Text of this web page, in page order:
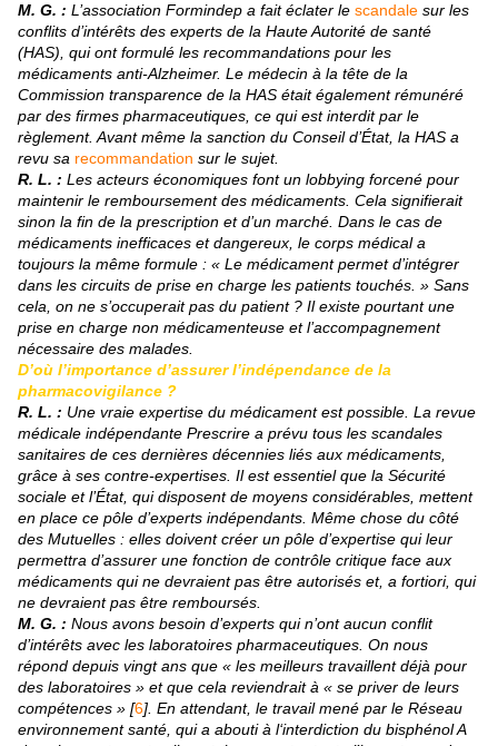
M. G. : L’association Formindep a fait éclater le scandale sur les
conflits d’intérêts des experts de la Haute Autorité de santé
(HAS), qui ont formulé les recommandations pour les
médicaments anti-Alzheimer. Le médecin à la tête de la
Commission transparence de la HAS était également rémunéré
par des firmes pharmaceutiques, ce qui est interdit par le
règlement. Avant même la sanction du Conseil d’État, la HAS a
revu sa recommandation sur le sujet.
R. L. : Les acteurs économiques font un lobbying forcené pour
maintenir le remboursement des médicaments. Cela signifierait
sinon la fin de la prescription et d’un marché. Dans le cas de
médicaments inefficaces et dangereux, le corps médical a
toujours la même formule : « Le médicament permet d’intégrer
dans les circuits de prise en charge les patients touchés. » Sans
cela, on ne s’occuperait pas du patient ? Il existe pourtant une
prise en charge non médicamenteuse et l’accompagnement
nécessaire des malades.
D’où l’importance d’assurer l’indépendance de la
pharmacovigilance ?
R. L. : Une vraie expertise du médicament est possible. La revue
médicale indépendante Prescrire a prévu tous les scandales
sanitaires de ces dernières décennies liés aux médicaments,
grâce à ses contre-expertises. Il est essentiel que la Sécurité
sociale et l’État, qui disposent de moyens considérables, mettent
en place ce pôle d’experts indépendants. Même chose du côté
des Mutuelles : elles doivent créer un pôle d’expertise qui leur
permettra d’assurer une fonction de contrôle critique face aux
médicaments qui ne devraient pas être autorisés et, a fortiori, qui
ne devraient pas être remboursés.
M. G. : Nous avons besoin d’experts qui n’ont aucun conflit
d’intérêts avec les laboratoires pharmaceutiques. On nous
répond depuis vingt ans que « les meilleurs travaillent déjà pour
des laboratoires » et que cela reviendrait à « se priver de leurs
compétences » [6]. En attendant, le travail mené par le Réseau
environnement santé, qui a abouti à l‘interdiction du bisphénol A